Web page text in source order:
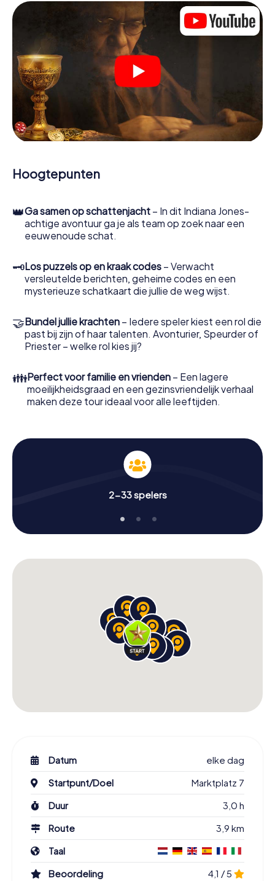
speurtocht verloopt. Vervolgens worden de rollen
verdeeld. Wie in jouw team is een geboren speurder?
Wie is een echte avonturier? En wie heeft het in zich om
een code te kraken? Bij onze escape game in Bad
Mergentheim garanderen wij dat elke speler de juiste rol
vindt.
Zodra de rollen zijn toegewezen, kan de speurtocht
beginnen. Op verschillende locaties in de stad kraak je
gecodeerde berichten, los je lastige logische raadsels
op en zoek je naar bewijs. Jouw smartphone is je meest
cruciale opsporingsinstrument: met onze app kun je
bewijs verzamelen en veilig door Bad Mergentheim
navigeren.
het spannende verhaal en al snel zul je beseffen dat de
kostbare schat slechts een paar stappen verwijderd is.
Hoogtepunten
👑Ga samen op schattenjacht – In dit Indiana Jones-
achtige avontuur ga je als team op zoek naar een
eeuwenoude schat.
🗝Los puzzels op en kraak codes – Verwacht
versleutelde berichten, geheime codes en een
mysterieuze schatkaart die jullie de weg wijst.
🤝Bundel jullie krachten – Iedere speler kiest een rol die
past bij zijn of haar talenten. Avonturier, Speurder of
Priester – welke rol kies jij?
👪Perfect voor familie en vrienden – Een lagere
moeilijkheidsgraad en een gezinsvriendelijk verhaal
maken deze tour ideaal voor alle leeftijden.
2-33 spelers
Datum
elke dag
Startpunt/Doel
Marktplatz 7
Duur
3,0 h
Route
3,9 km
Taal
Beoordeling
4,1 / 5